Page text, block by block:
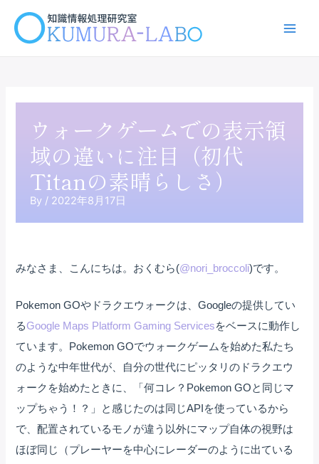
ウォークゲームでの表示領
域の違いに注目（初代
Titanの素晴らしさ）
By / 2022年8月17日
みなさま、こんにちは。おくむら(@nori_broccoli)です。
Pokemon GOやドラクエウォークは、Googleの提供してい
るGoogle Maps Platform Gaming Servicesをベースに動作し
ています。Pokemon GOでウォークゲームを始めた私たち
のような中年世代が、自分の世代にピッタリのドラクエウ
ォークを始めたときに、「何コレ？Pokemon GOと同じマ
ップちゃう！？」と感じたのは同じAPIを使っているから
で、配置されているモノが違う以外にマップ自体の視野は
ほぼ同じ（プレーヤーを中心にレーダーのように出ている